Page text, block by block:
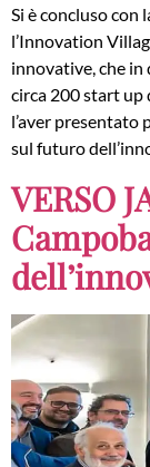
Si è concluso
l’Innovation
innovative, che
circa 200 start
l’aver presentato
sul futuro
VERSO